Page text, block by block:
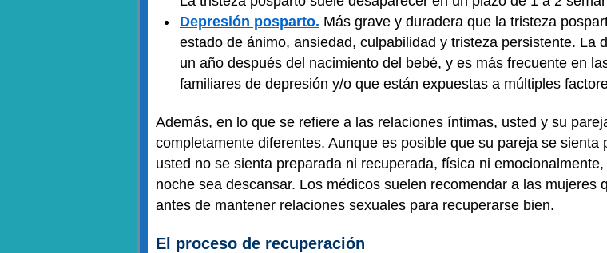
Depresión posparto. Más grave y duradera que la tristeza
estado de ánimo, ansiedad, culpabilidad y tristeza persistente. La
un año después del nacimiento del bebé, y es más frecuente en
familiares de depresión y/o que están expuestas a múltiples
Además, en lo que se refiere a las relaciones íntimas, usted y su
completamente diferentes. Aunque es posible que su pareja se
usted no se sienta preparada ni recuperada, física ni
noche sea descansar. Los médicos suelen recomendar a las
antes de mantener relaciones sexuales para recuperarse bien.
El proceso de recuperación